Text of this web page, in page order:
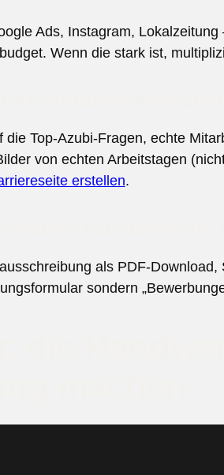
Ads, Instagram,
Wenn die stark ist,
die Top-Azubi-Fragen, echte
von echten Arbeitstagen
erstellen.
als PDF-
sondern